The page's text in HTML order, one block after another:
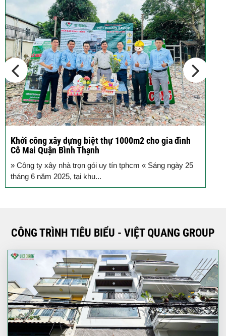
Các thiết kế nhà phố 2 tầng 110m2
đơn giản,...
Khởi công xây dựng biệt thự 1000m2 cho gia đình
Cô Mai Quận Bình Thạnh
» Công ty xây nhà trọn gói uy tín tphcm « Sáng ngày 25
tháng 6 năm 2025, tại khu...
CÔNG TRÌNH TIÊU BIỂU - VIỆT QUANG GROUP